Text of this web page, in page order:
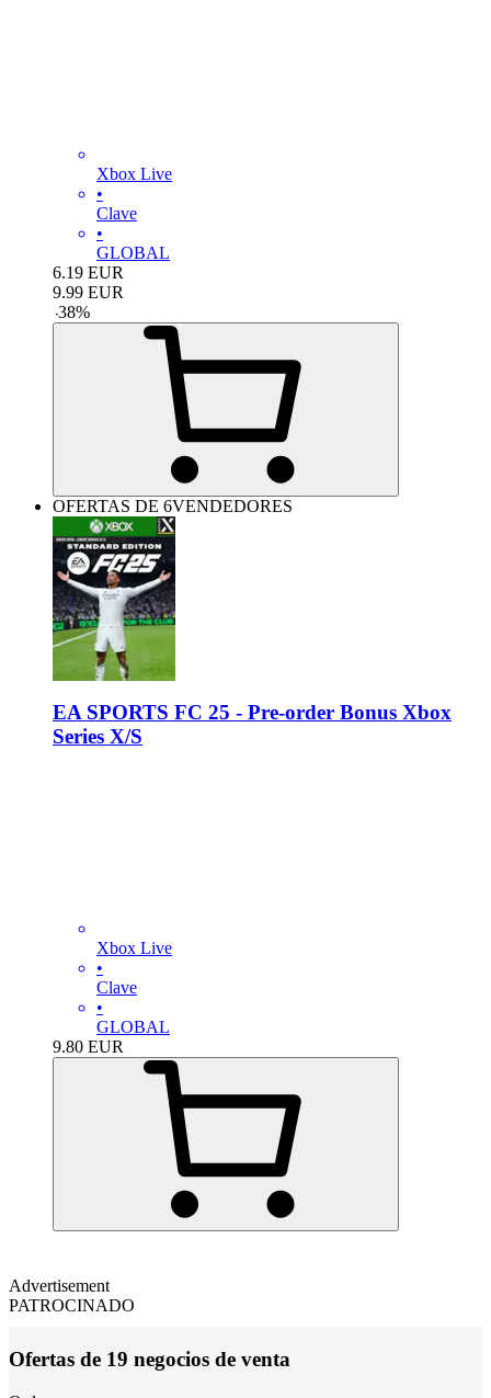
Xbox Live
•
Clave
•
GLOBAL
6.19 EUR
9.99 EUR
-38%
OFERTAS DE 6VENDEDORES
EA SPORTS FC 25 - Pre-order Bonus Xbox
Series X/S
Xbox Live
•
Clave
•
GLOBAL
9.80 EUR
Advertisement
PATROCINADO
Ofertas de 19 negocios de venta